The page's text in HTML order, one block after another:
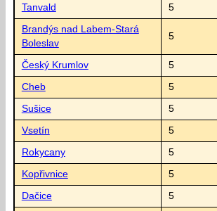
Tanvald 5
Brandýs nad Labem-Stará
Boleslav
5
Český Krumlov 5
Cheb 5
Sušice 5
Vsetín 5
Rokycany 5
Kopřivnice 5
Dačice 5